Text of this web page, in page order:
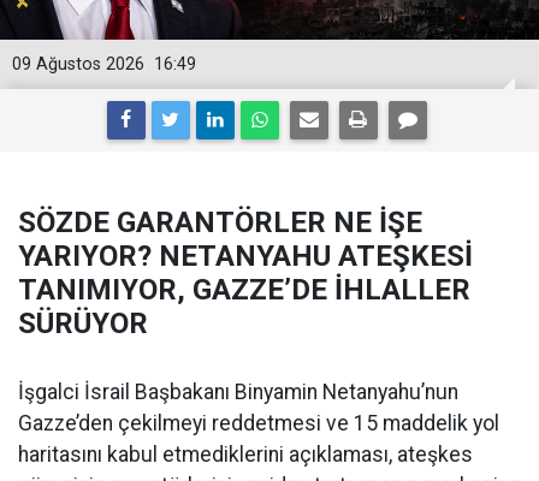
16:49
09 Ağustos 2026
SÖZDE GARANTÖRLER NE İŞE
YARIYOR? NETANYAHU ATEŞKESİ
TANIMIYOR, GAZZE’DE İHLALLER
SÜRÜYOR
İşgalci İsrail Başbakanı Binyamin Netanyahu’nun
Gazze’den çekilmeyi reddetmesi ve 15 maddelik yol
haritasını kabul etmediklerini açıklaması, ateşkes